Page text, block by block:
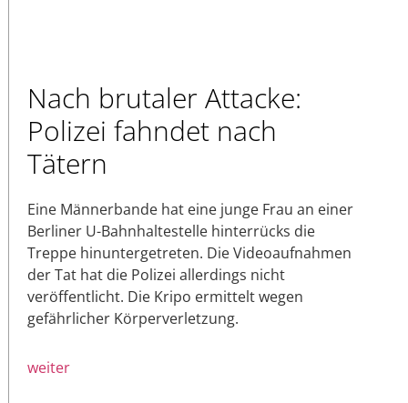
Nach brutaler Attacke:
Polizei fahndet nach
Tätern
Eine Männerbande hat eine junge Frau an einer
Berliner U-Bahnhaltestelle hinterrücks die
Treppe hinuntergetreten. Die Videoaufnahmen
der Tat hat die Polizei allerdings nicht
veröffentlicht. Die Kripo ermittelt wegen
gefährlicher Körperverletzung.
weiter